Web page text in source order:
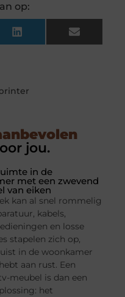
op:
LinkedIn Email
jou.
in de
met een zwevend
van eiken
kan al snel rommelig
kabels,
en losse
stapelen zich op,
in de woonkamer
aan rust. Een
meubel is dan een
het